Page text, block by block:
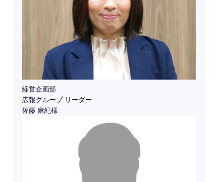
経営企画部
広報グループ リーダー
佐藤 麻紀様